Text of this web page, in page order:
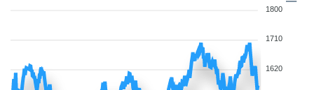
1800
1710
1620